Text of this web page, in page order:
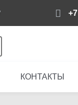
КОНТАКТЫ